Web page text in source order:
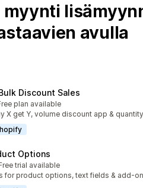
myynti
avulla
Discount Sales
yhteensä
plan available
X get Y, volume discount app &
Options
yhteensä
trial available
for product options, text fields & add-